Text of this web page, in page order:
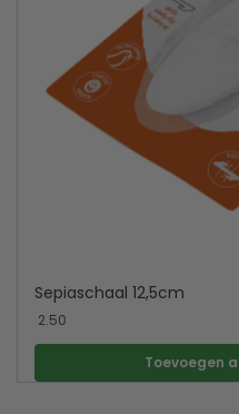
Sepiaschaal 12,5cm
2.50
Toevoegen